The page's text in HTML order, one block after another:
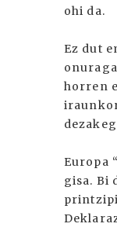
ohi da.
Ez dut
horren
Europa
gisa. Bi